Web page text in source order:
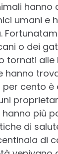
hanno
umani e
o dei
tornati
hanno
cento è
più
di
di